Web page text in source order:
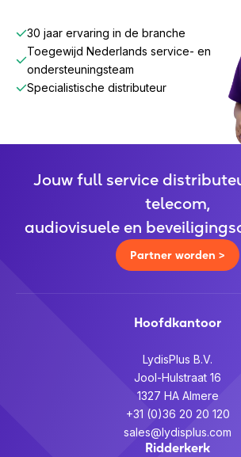
30 jaar ervaring in de branche
Toegewijd Nederlands service- en
ondersteuningsteam
Specialistische distributeur
Jouw full service
telecom,
audiovisuele en
Partner worden >
Hoofdkantoor
LydisPlus B.V.
Jool-Hulstraat 16
1327 HA Almere
+31 (0)36 20 20 120
sales@lydisplus.com
Ridderkerk